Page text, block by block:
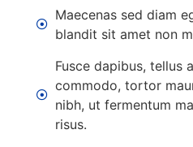
Maecenas sed diam
blandit sit amet non
Fusce dapibus, tellus
commodo, tortor
nibh, ut fermentum
risus.